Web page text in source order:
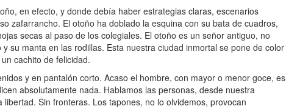
en efecto, y donde debía haber estrategias claras, escenarios
zafarrancho. El otoño ha doblado la esquina con su bata de cuadros,
secas al paso de los colegiales. El otoño es un señor antiguo, no
su manta en las rodillas. Esta nuestra ciudad inmortal se pone de color
cachito de felicidad.
y en pantalón corto. Acaso el hombre, con mayor o menor goce, es
absolutamente nada. Hablamos las personas, desde nuestra
Sin fronteras. Los tapones, no lo olvidemos, provocan